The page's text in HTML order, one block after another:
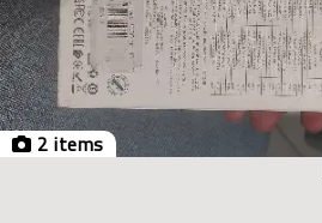
2 items